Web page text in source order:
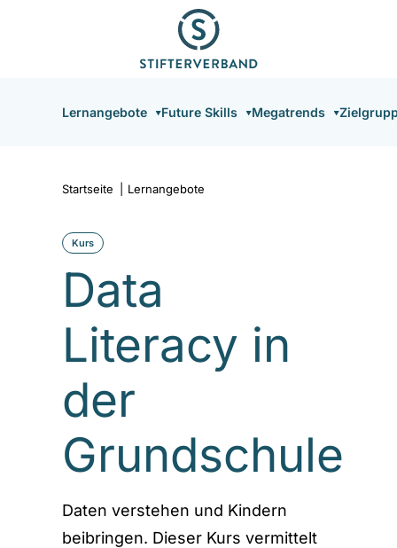
Hauptnavigation
Lernangebote Future Skills Megatrends
Startseite Lernangebote
Kurs
Data
Literacy in
der
Grundschule
Daten verstehen und Kindern
beibringen. Dieser Kurs vermittelt